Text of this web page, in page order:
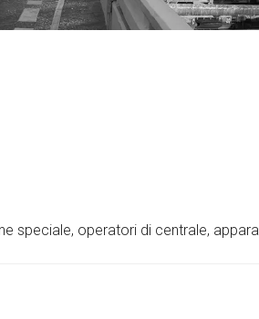
speciale, operatori di centrale,